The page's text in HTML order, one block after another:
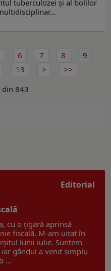
tuberculozei și al bolilor
6 7 8
9
13
din 843
Editorial
cu o țigară aprinsă
fiscală. M-am uitat în
lunii iulie. Suntem
gândul a venit simplu
...